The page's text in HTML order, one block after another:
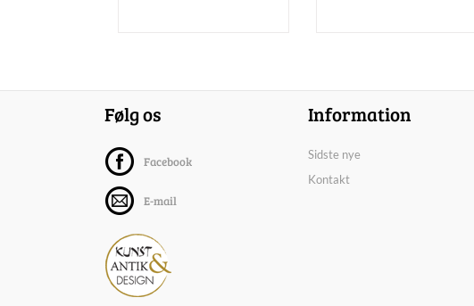
Følg os
Facebook
E-mail
Information
Sidste nye
Kontakt